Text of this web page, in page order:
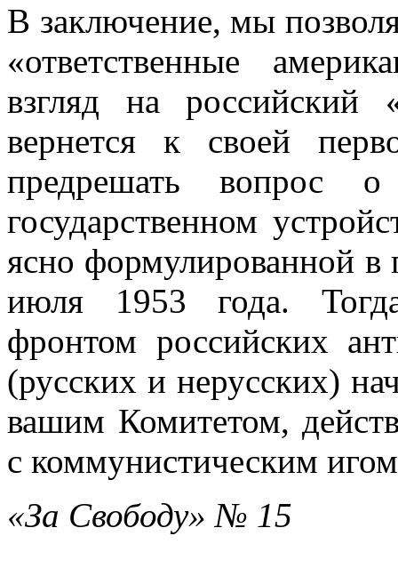
В заключение, мы
«ответствен­ные
взгляд на российский
вернется к своей
предре­шать вопрос
государственном
ясно формулированной в
июля 1953 года.
фронтом российских
(русских и нерусских)
вашим Комитетом,
с комму­нистическим
«За Свободу» № 15